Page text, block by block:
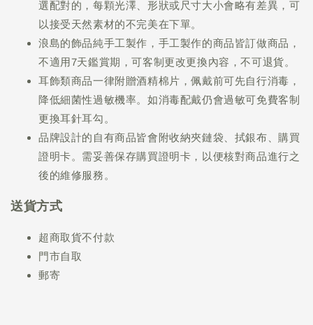
選配對的，每顆光澤、形狀或尺寸大小會略有差異，可
以接受天然素材的不完美在下單。
浪島的飾品純手工製作，手工製作的商品皆訂做商品，
不適用7天鑑賞期，可客制更改更換內容，不可退貨。
耳飾類商品一律附贈酒精棉片，佩戴前可先自行消毒，
降低細菌性過敏機率。如消毒配戴仍會過敏可免費客制
更換耳針耳勾。
品牌設計的自有商品皆會附收納夾鏈袋、拭銀布、購買
證明卡。需妥善保存購買證明卡，以便核對商品進行之
後的維修服務。
送貨方式
超商取貨不付款
門市自取
郵寄